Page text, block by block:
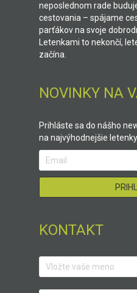
neposlednom rade
cestovania – spájame
parťákov na svoje
Letenkami to nekončí,
začína.
NOVINKY NA
Prihláste sa do nášho
na najvýhodnejšie
KONTAKT